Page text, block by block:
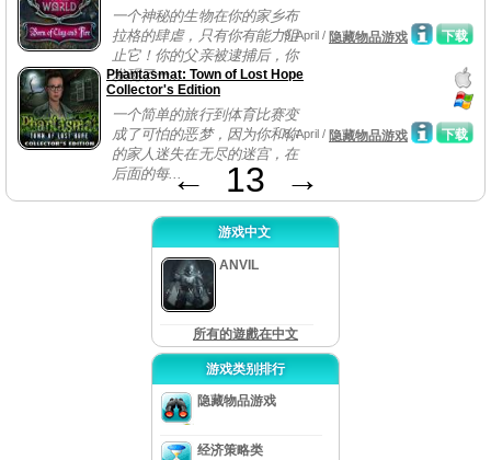
一个神秘的生物在你的家乡布
拉格的肆虐，只有你有能力阻
止它！你的父亲被逮捕后，你
发现了一...
下载
9, April / 隐藏物品游戏
Phantasmat: Town of Lost Hope
Collector's Edition
一个简单的旅行到体育比赛变
成了可怕的恶梦，因为你和你
的家人迷失在无尽的迷宫，在
后面的每...
下载
8, April / 隐藏物品游戏
← 13 →
游戏中文
ANVIL
所有的遊戲在中文
游戏类别排行
隐藏物品游戏
经济策略类